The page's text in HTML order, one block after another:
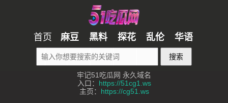
首页 麻豆 黑料 探花 乱伦 华语
搜索
牢记51吃瓜网 永久域名
入口： https://51cg1.ws
主页： https://cg51.ws